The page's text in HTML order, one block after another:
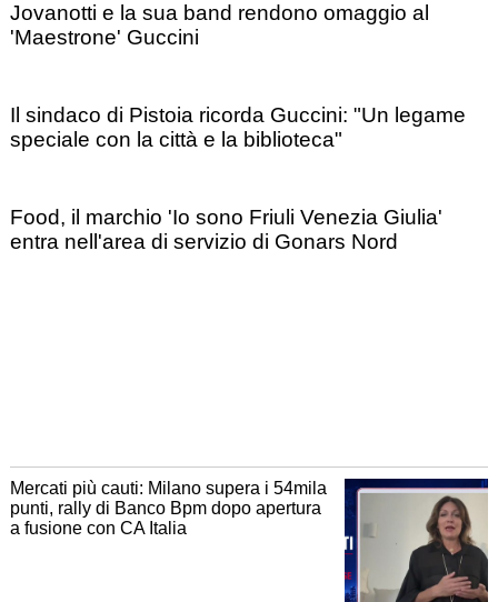
Jovanotti e la sua band rendono omaggio al
'Maestrone' Guccini
Il sindaco di Pistoia ricorda Guccini: "Un legame
speciale con la città e la biblioteca"
Food, il marchio 'Io sono Friuli Venezia Giulia'
entra nell'area di servizio di Gonars Nord
Mercati più cauti: Milano supera i 54mila
punti, rally di Banco Bpm dopo apertura
a fusione con CA Italia